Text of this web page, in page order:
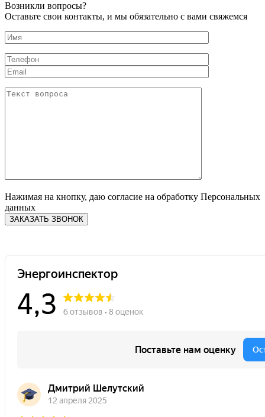
Возникли вопросы?
Оставьте свои контакты, и мы обязательно с вами свяжемся
Нажимая на кнопку, даю согласие на обработку Персональных
данных